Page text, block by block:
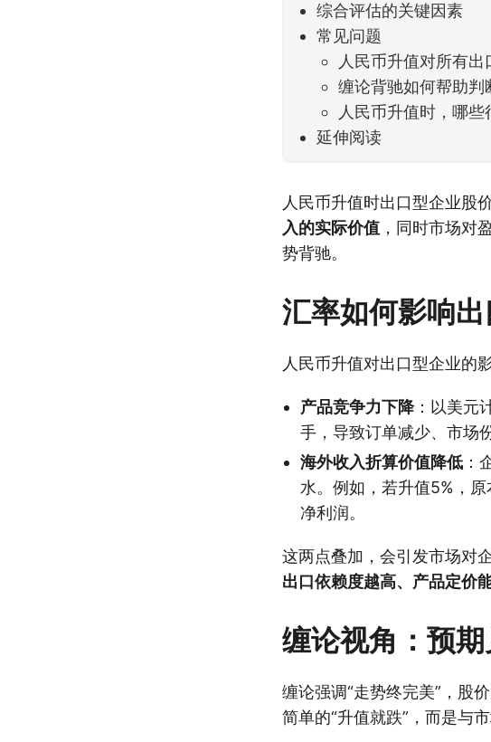
综合评估的关键因素
常见问题
人民币升值对所有出
缠论背驰如何帮助判
人民币升值时，哪些
延伸阅读
人民币升值时出口型企业股
入的实际价值 ，同时市场对
势背驰。
汇率如何影响
人民币升值对出口型企业的
产品竞争力下降：以美元
手，导致订单减少、市场
海外收入折算价值降低 ：
水。例如，若升值5%，
净利润。
这两点叠加，会引发市场对
出口依赖度越高、产品定价
缠论视角：预
缠论强调“走势终完美”，股
简单的“升值就跌”，而是与